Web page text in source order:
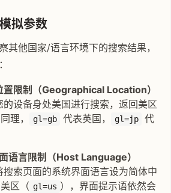
拟参数
其他国家/语言环境下的搜索结果，
置限制（Geographical Location）
的设备身处美国进行搜索，返回美区
理，
gl=gb 代表英国， gl=jp
代
语言限制（Host Language）
搜索页面的系统界面语言设为简体中
区（ gl=us ），界面提示语依然会